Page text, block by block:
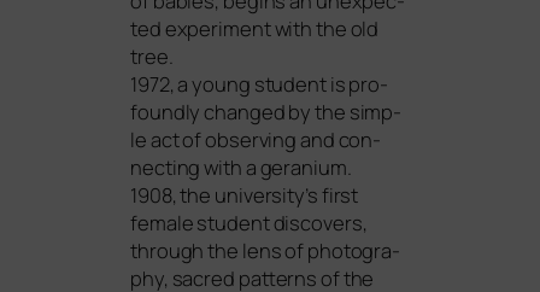
ted expe­ri­ment with the old
tree.
1972, a young stu­dent is pro­
found­ly chan­ged by the simp­
le act of obser­ving and con­
nec­ting with a gera­ni­um.
1908, the university’s first
fema­le stu­dent dis­co­vers,
through the lens of pho­to­gra­
phy, sacred pat­terns of the